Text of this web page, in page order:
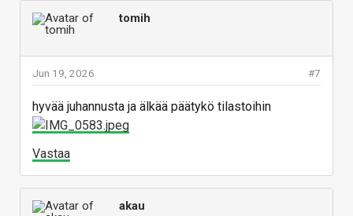
tomih
#7
Jun 19, 2026
hyvää juhannusta ja älkää päätykö tilastoihin
Vastaa
akau